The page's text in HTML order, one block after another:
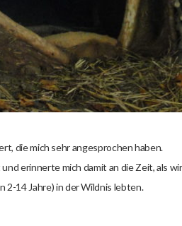
die mich sehr angesprochen haben.
erinnerte mich damit an die Zeit, als
2-14 Jahre) in der Wildnis lebten.